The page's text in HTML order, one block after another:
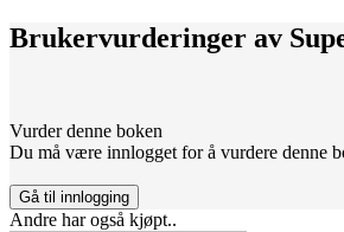
Brukervurderinger av
Vurder denne boken
Du må være innlogget for å vurdere denne
Gå til innlogging
Andre har også kjøpt..